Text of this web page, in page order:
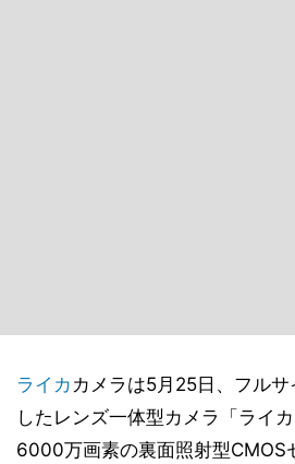
ライカ カメラは5月25日、フル
したレンズ一体型カメラ「ライ
6000万画素の裏面照射型CMOS